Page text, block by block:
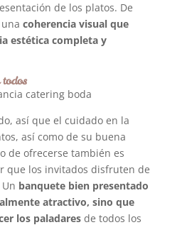
de los platos. De
coherencia visual que
estética completa y
así que el cuidado en la
así como de su buena
de ofrecerse también es
que los invitados disfruten de
banquete bien presentado
atractivo, sino que
los paladaresde todos los